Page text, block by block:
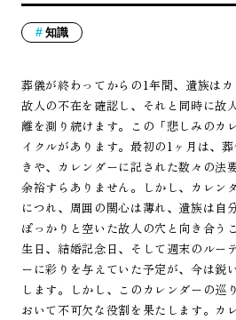
知識
葬儀が終わってからの1年間、遺族は
故人の不在を確認し、それと同時に故
離を測り続けます。この「悲しみのカ
イクルがあります。最初の1ヶ月は、
きや、カレンダーに記された数々の法
余裕すらありません。しかし、カレン
につれ、周囲の関心は薄れ、遺族は自
ぽっかりと空いた故人の穴と向き合う
生日、結婚記念日、そして週末のルー
ーに彩りを与えていた予定が、今は鋭
します。しかし、このカレンダーの巡
おいて不可欠な役割を果たします。カ